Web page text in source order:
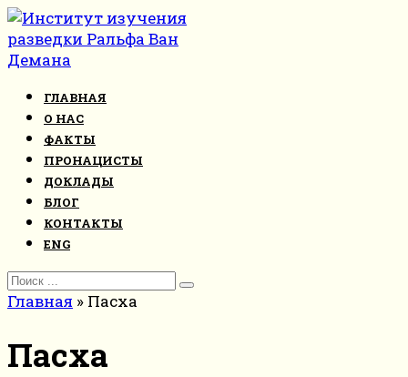
Перейти
к
контенту
ГЛАВНАЯ
О НАС
ФАКТЫ
ПРОНАЦИСТЫ
ДОКЛАДЫ
БЛОГ
КОНТАКТЫ
ENG
Search
for:
Главная » Пасха
Пасха